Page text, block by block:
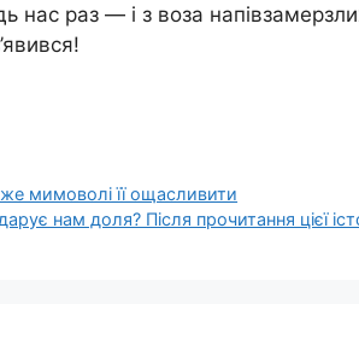
нас раз — і з воза
мимоволі її ощасливити
нам доля? Після прочитання цієї